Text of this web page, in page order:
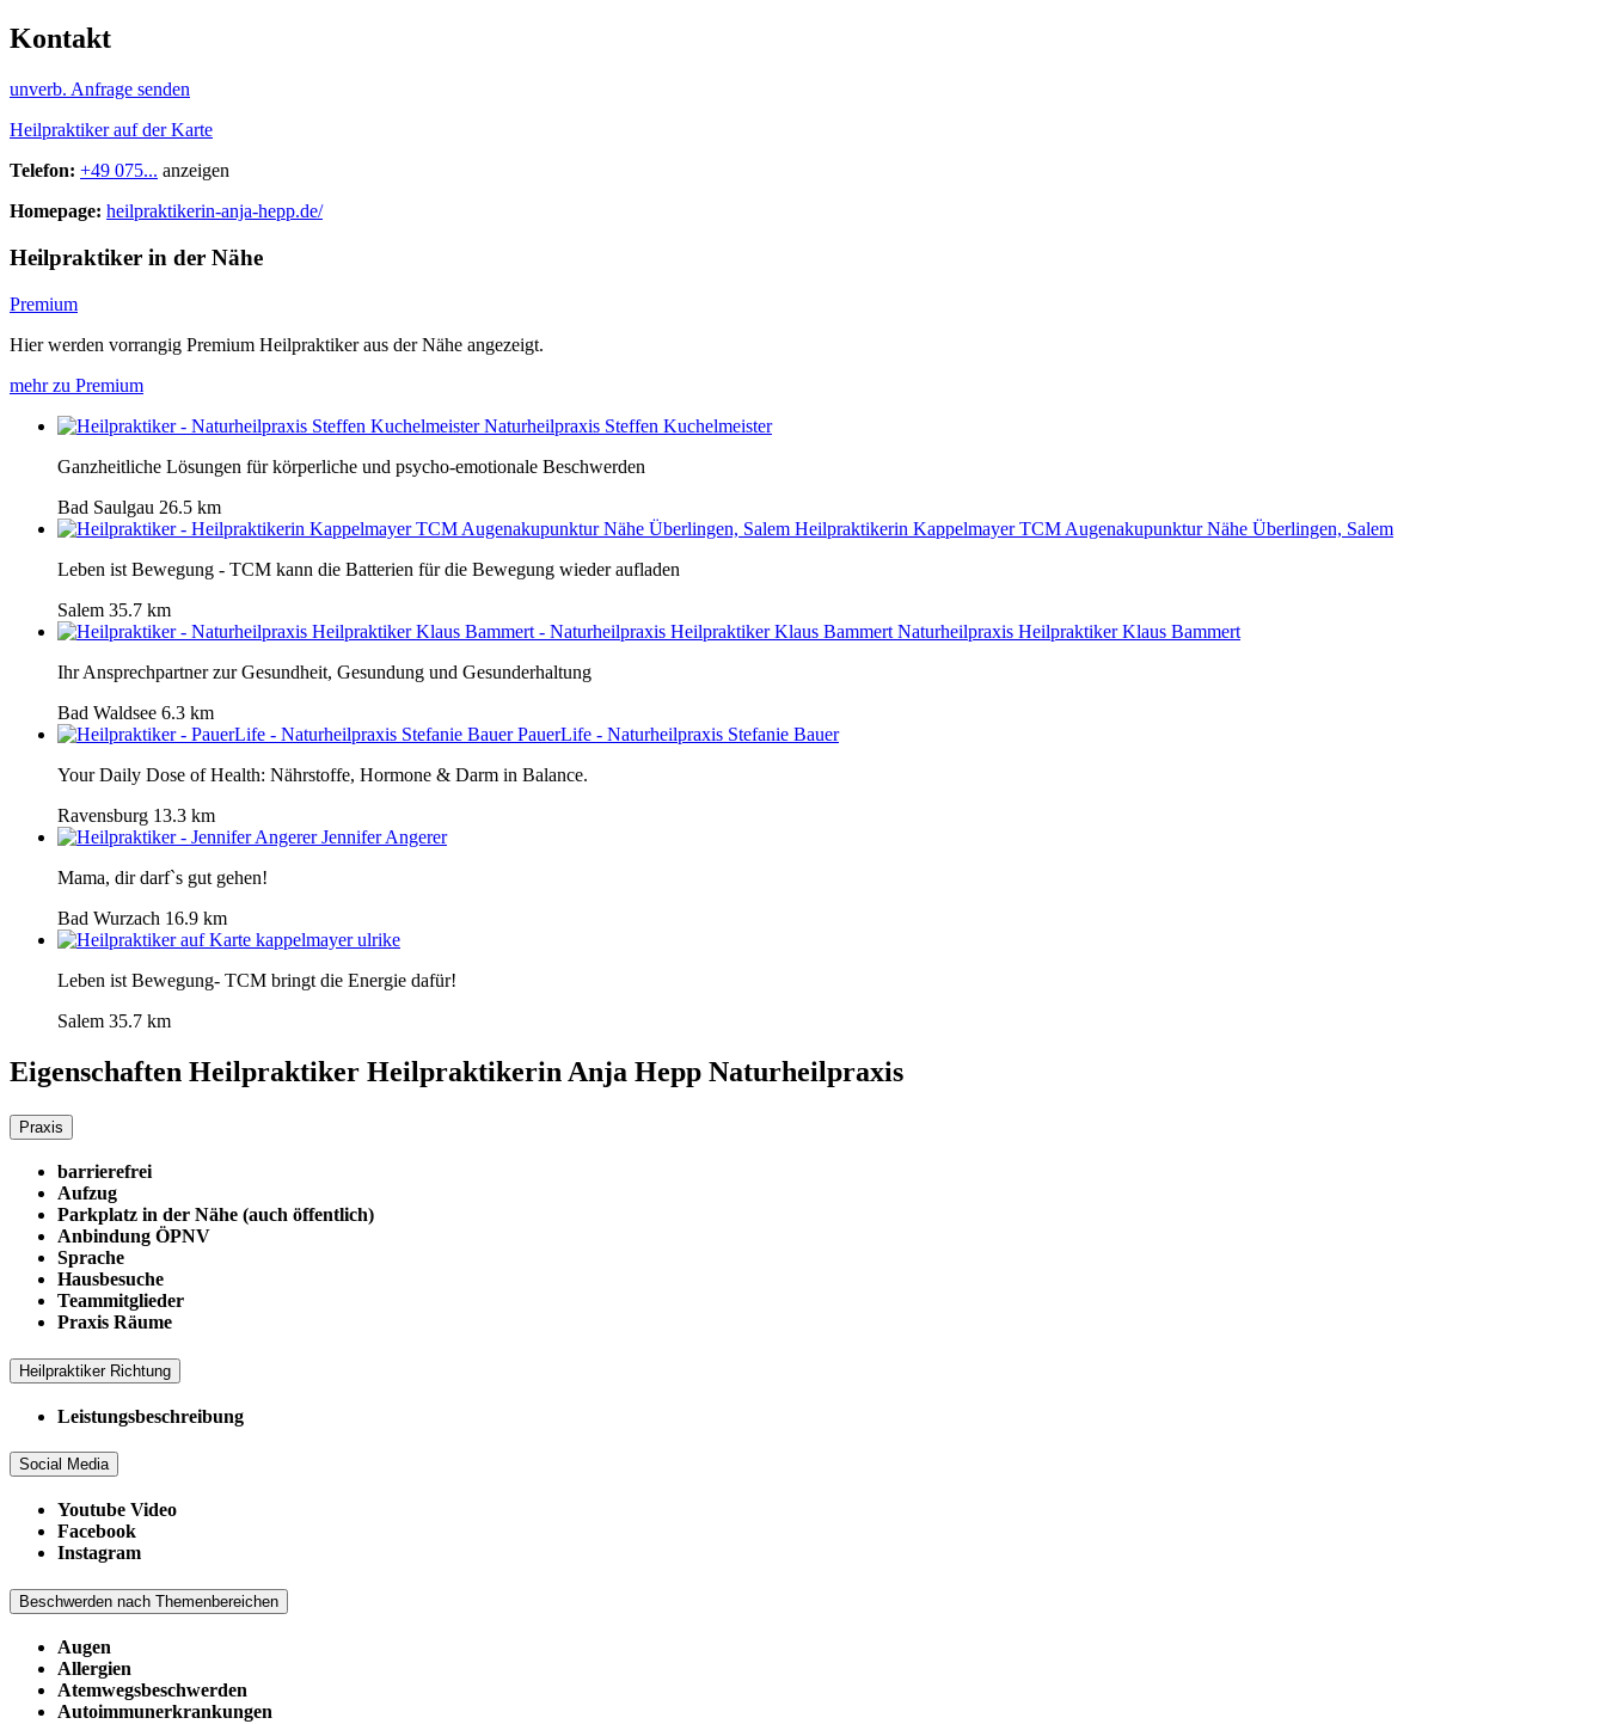
Kontakt
unverb. Anfrage senden
Heilpraktiker auf der Karte
Telefon: +49 075... anzeigen
Homepage: heilpraktikerin-anja-hepp.de/
Heilpraktiker in der Nähe
Premium
Hier werden vorrangig Premium Heilpraktiker aus der Nähe angezeigt.
mehr zu Premium
Naturheilpraxis Steffen Kuchelmeister
Ganzheitliche Lösungen für körperliche und psycho-emotionale Beschwerden
Bad Saulgau 26.5 km
Heilpraktikerin Kappelmayer TCM Augenakupunktur Nähe Überlingen, Salem
Leben ist Bewegung - TCM kann die Batterien für die Bewegung wieder aufladen
Salem 35.7 km
Naturheilpraxis Heilpraktiker Klaus Bammert
Ihr Ansprechpartner zur Gesundheit, Gesundung und Gesunderhaltung
Bad Waldsee 6.3 km
PauerLife - Naturheilpraxis Stefanie Bauer
Your Daily Dose of Health: Nährstoffe, Hormone & Darm in Balance.
Ravensburg 13.3 km
Jennifer Angerer
Mama, dir darf`s gut gehen!
Bad Wurzach 16.9 km
kappelmayer ulrike
Leben ist Bewegung- TCM bringt die Energie dafür!
Salem 35.7 km
Eigenschaften Heilpraktiker Heilpraktikerin Anja Hepp Naturheilpraxis
Praxis
barrierefrei
Aufzug
Parkplatz in der Nähe (auch öffentlich)
Anbindung ÖPNV
Sprache
Hausbesuche
Teammitglieder
Praxis Räume
Heilpraktiker Richtung
Leistungsbeschreibung
Social Media
Youtube Video
Facebook
Instagram
Beschwerden nach Themenbereichen
Augen
Allergien
Atemwegsbeschwerden
Autoimmunerkrankungen